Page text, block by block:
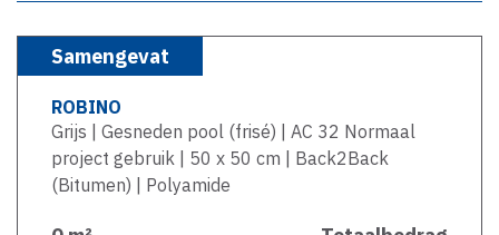
Samengevat
ROBINO
Grijs | Gesneden pool (frisé) | AC 32 Normaal
project gebruik | 50 x 50 cm | Back2Back
(Bitumen) | Polyamide